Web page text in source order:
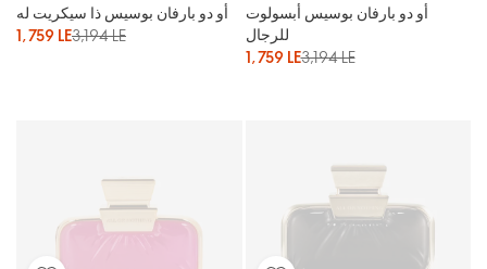
أو دو بارفان بوسيس ذا سيكريت له
1,759 LE3,194 LE
أو دو بارفان بوسيس أبسولوت
للرجال
1,759 LE3,194 LE